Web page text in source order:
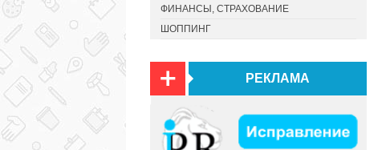
ФИНАНСЫ, СТРАХОВАНИЕ
ШОППИНГ
РЕКЛАМА